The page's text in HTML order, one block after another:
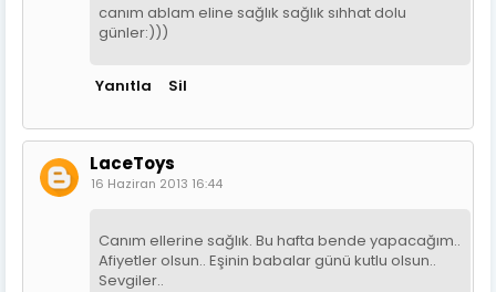
canım ablam eline sağlık sağlık sıhhat dolu
günler:)))
Yanıtla Sil
LaceToys
16 Haziran 2013 16:44
Canım ellerine sağlık. Bu hafta bende yapacağım..
Afiyetler olsun.. Eşinin babalar günü kutlu olsun..
Sevgiler..